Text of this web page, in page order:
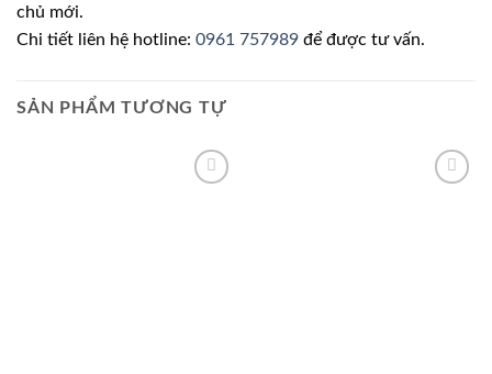
chủ mới.
Chi tiết liên hệ hotline: 0961 757989 để được tư vấn.
SẢN PHẨM TƯƠNG TỰ